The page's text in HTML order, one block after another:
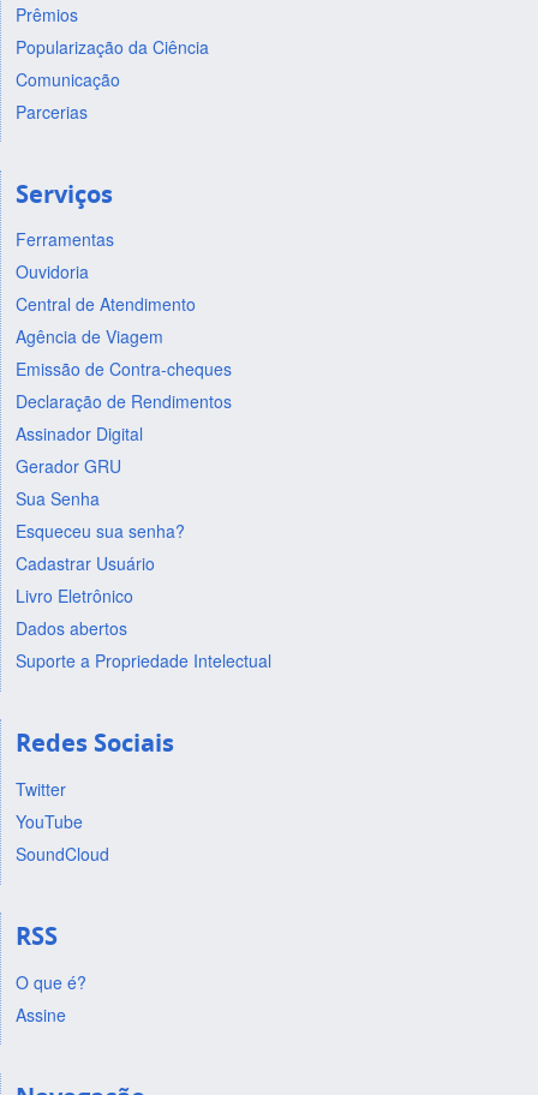
Prêmios
Popularização da Ciência
Comunicação
Parcerias
Serviços
Ferramentas
Ouvidoria
Central de Atendimento
Agência de Viagem
Emissão de Contra-cheques
Declaração de Rendimentos
Assinador Digital
Gerador GRU
Sua Senha
Esqueceu sua senha?
Cadastrar Usuário
Livro Eletrônico
Dados abertos
Suporte a Propriedade Intelectual
Redes Sociais
Twitter
YouTube
SoundCloud
RSS
O que é?
Assine